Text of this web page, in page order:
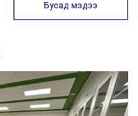
Бусад мэдээ